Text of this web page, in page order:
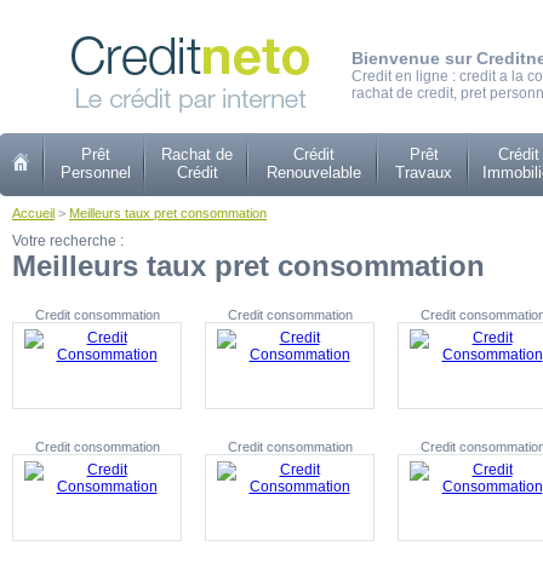
Bienvenue sur
Credit en ligne : credit a la
rachat de credit, pret
Prêt
Personnel
Rachat de
Crédit
Crédit
Renouvelable
Prêt
Travaux
Crédit
Accueil > Meilleurs taux pret consommation
Votre recherche :
Meilleurs taux pret consommation
Credit consommation Credit consommation Credit
Credit consommation Credit consommation Credit